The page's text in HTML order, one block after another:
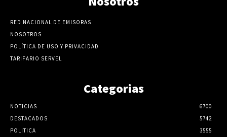
RED NACIONAL DE EMISORAS
NOSOTROS
POLÍTICA DE USO Y PRIVACIDAD
TARIFARIO SERVEL
Categorias
NOTICIAS
6700
DESTACADOS
5742
POLITICA
3555